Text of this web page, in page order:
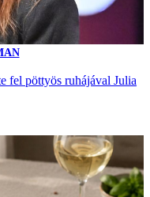
fel pöttyös ruhájával Julia